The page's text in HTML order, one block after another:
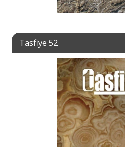
Tasfiye 52